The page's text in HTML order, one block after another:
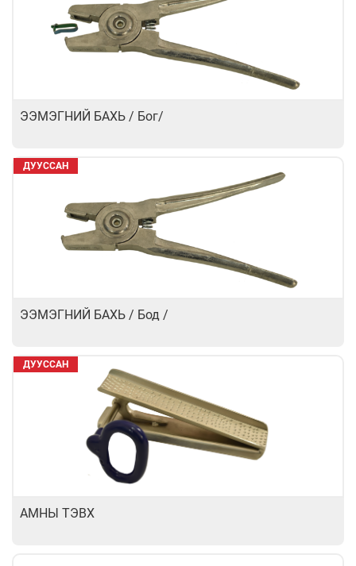
ЭЭМЭГНИЙ БАХЬ / Бог/
ДУУССАН
ЭЭМЭГНИЙ БАХЬ / Бод /
ДУУССАН
АМНЫ ТЭВХ